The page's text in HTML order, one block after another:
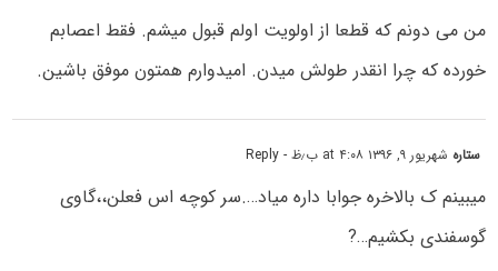
من می دونم که قطعا از اولویت اولم قبول میشم. فقط اعصابم
خورده که چرا انقدر طولش میدن. امیدوارم همتون موفق باشین.
ستاره شهریور ۹, ۱۳۹۶ at ۴:۰۸ ب٫ظ - Reply
میبینم ک بالاخره جوابا داره میاد….سر کوچه اس فعلن،،گاوی
گوسفندی بکشیم…?